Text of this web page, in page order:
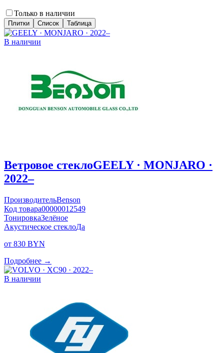
Только в наличии
Плитки Список Таблица
В наличии
Ветровое стеклоGEELY · MONJARO ·
2022–
ПроизводительBenson
Код товара00000012549
ТонировкаЗелёное
Акустическое стеклоДа
от 830 BYN
Подробнее →
В наличии